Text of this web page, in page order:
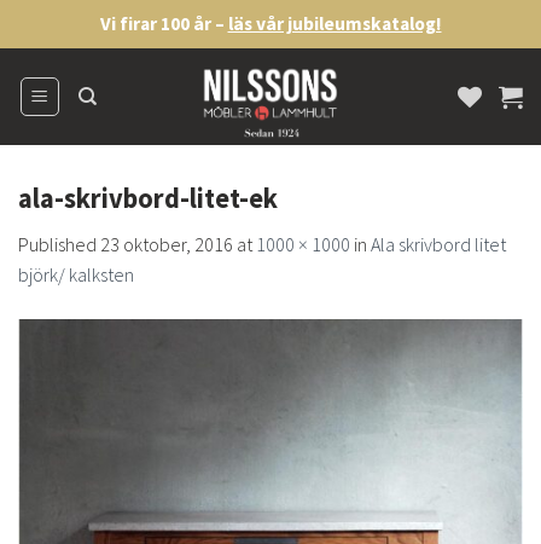
to
content
Vi firar 100 år – läs vår jubileumskatalog!
ala-skrivbord-litet-ek
Published 23 oktober, 2016 at1000 × 1000 in Ala skrivbord litet
björk/ kalksten